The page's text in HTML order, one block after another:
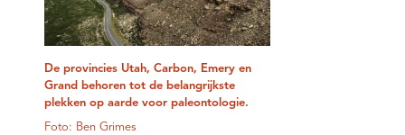
De provincies Utah, Carbon, Emery en
Grand behoren tot de belangrijkste
plekken op aarde voor paleontologie.
Foto: Ben Grimes